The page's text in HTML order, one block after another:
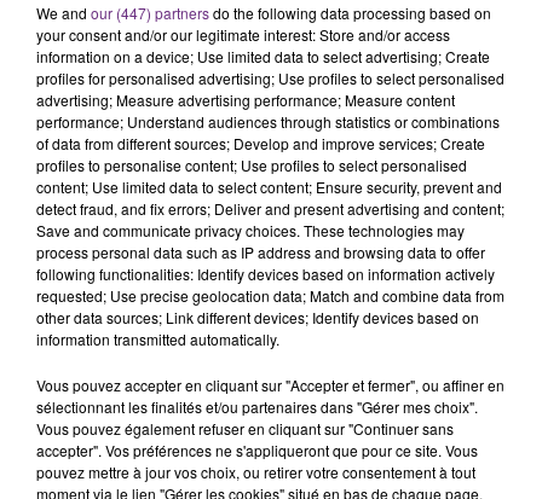
LE MAGASIN JOUÉCLUB DE REIMS FERME
SES PORTES
C'était l'une des institutions du centre-ville
rémois. Le magasin JouéClub est contraint de
fermer ses portes.
TITRES DIFFUSÉS
17h53
17h53 17h47
17h47
We and our (447) partnersdo the following data processing based on
your consent and/or our legitimate interest: Store and/or access
information on a device; Use limited data to select advertising; Create
profiles for personalised advertising; Use profiles to select personalised
advertising; Measure advertising performance; Measure content
performance; Understand audiences through statistics or combinations
of data from different sources; Develop and improve services; Create
profiles to personalise content; Use profiles to select personalised
content; Use limited data to select content; Ensure security, prevent and
detect fraud, and fix errors; Deliver and present advertising and content;
Save and communicate privacy choices. These technologies may
process personal data such as IP address and browsing data to offer
following functionalities: Identify devices based on information actively
requested; Use precise geolocation data; Match and combine data from
other data sources; Link different devices; Identify devices based on
information transmitted automatically.
Vous pouvez accepter en cliquant sur "Accepter et fermer", ou affiner en
sélectionnant les finalités et/ou partenaires dans "Gérer mes choix".
Vous pouvez également refuser en cliquant sur "Continuer sans
accepter". Vos préférences ne s'appliqueront que pour ce site. Vous
pouvez mettre à jour vos choix, ou retirer votre consentement à tout
moment via le lien "Gérer les cookies" situé en bas de chaque page.